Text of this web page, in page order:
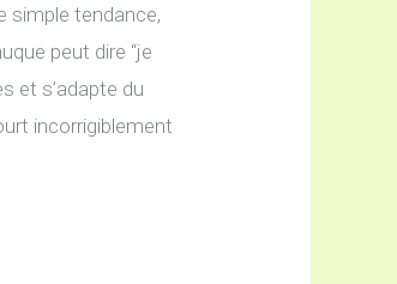
simple tendance,
peut dire “je
et s’adapte du
incorrigiblement